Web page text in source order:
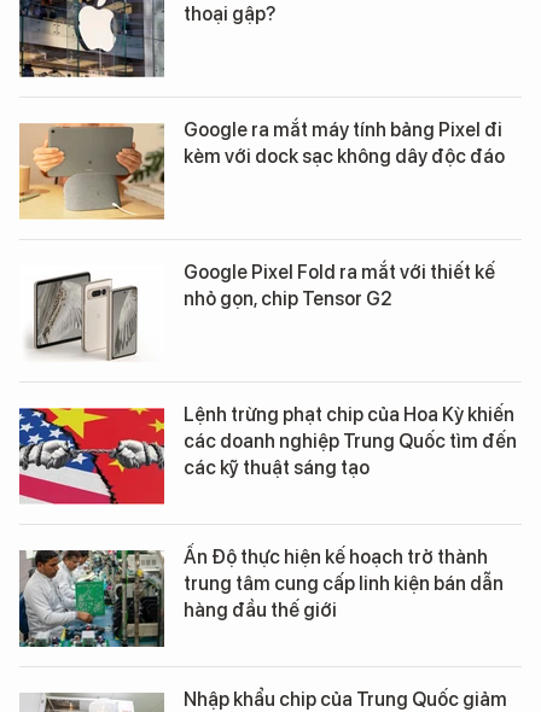
thoại gập?
Google ra mắt máy tính bảng Pixel đi
kèm với dock sạc không dây độc đáo
Google Pixel Fold ra mắt với thiết kế
nhỏ gọn, chip Tensor G2
Lệnh trừng phạt chip của Hoa Kỳ khiến
các doanh nghiệp Trung Quốc tìm đến
các kỹ thuật sáng tạo
Ấn Độ thực hiện kế hoạch trở thành
trung tâm cung cấp linh kiện bán dẫn
hàng đầu thế giới
Nhập khẩu chip của Trung Quốc giảm